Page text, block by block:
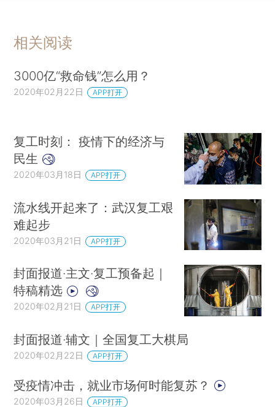
相关阅读
3000亿“救命钱”怎么用？
2020年02月22日 APP打开
复工时刻： 疫情下的经济与
民生
2020年03月18日 APP打开
流水线开起来了：武汉复工艰
难起步
2020年03月21日 APP打开
封面报道·主文·复工预备起｜
特稿精选
2020年02月21日 APP打开
封面报道·辅文｜全国复工大棋局
2020年02月22日 APP打开
受疫情冲击，就业市场何时能复苏？
2020年03月26日 APP打开